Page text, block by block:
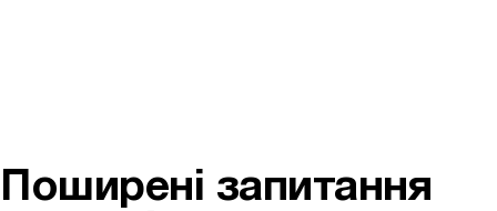
Поширені запитання